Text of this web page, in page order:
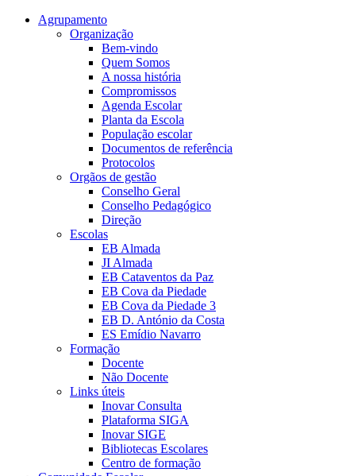
Agrupamento
Organização
Bem-vindo
Quem Somos
A nossa história
Compromissos
Agenda Escolar
Planta da Escola
População escolar
Documentos de referência
Protocolos
Orgãos de gestão
Conselho Geral
Conselho Pedagógico
Direção
Escolas
EB Almada
JI Almada
EB Cataventos da Paz
EB Cova da Piedade
EB Cova da Piedade 3
EB D. António da Costa
ES Emídio Navarro
Formação
Docente
Não Docente
Links úteis
Inovar Consulta
Plataforma SIGA
Inovar SIGE
Bibliotecas Escolares
Centro de formação